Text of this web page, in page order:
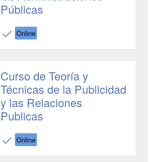
Públicas
Online
Curso de Teoría y
Técnicas de la Publicidad
y las Relaciones
Publicas
Online